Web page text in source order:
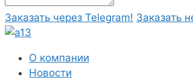
Заказать через Telegram! Заказать
О компании
Новости